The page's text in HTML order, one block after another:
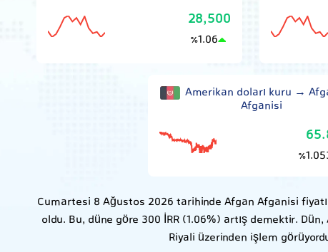
28,500
٪1.06
Amerikan doları kuru →
Afganisi
٪
Cumartesi 8 Ağustos 2026 tarihinde Afgan Afganisi
oldu. Bu, düne göre 300 İRR (1.06%) artış demektir.
Riyali üzerinden işlem